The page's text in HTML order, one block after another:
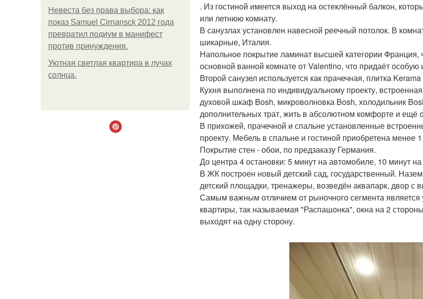
Невеста без права выбора: как
показ Samuel Cirnansck 2012 года
превратил подиум в манифест
против принуждения.
Уютная светлая квартира в лучах
солнца.
. Из гостиной имеется выход на остеклённый балкон,
или летнюю комнату.
В санузлах установлен навесной реечный потолок. В
шикарные, Италия.
Напольное покрытие ламинат высшей категории Франция,
основной ванной комнате от Valentino, что придаёт
Второй санузел используется как прачечная, плитка
Кухня выполнена по индивидуальному проекту,
духовой шкаф Bosh, микроволновка Bosh, холодильник
дополнительных трат, жить в абсолютном комфорте и ещё
В прихожей, прачечной и спальне установленные
проекту. Мебель в спальне и гостиной приобретена
Покрытие стен - обои, по предзаказу Германия.
До центра 4 остановки: 5 минут на автомобиле, 10 минут на
В ЖК построен новый детский сад, государственный.
детский площадки, тренажеры, возведён аквапарк, двор с
Самым важным отличием от рыночного сегмента является
квартиры, так называемая "Распашонка", окна на 2
выходят на одну сторону.